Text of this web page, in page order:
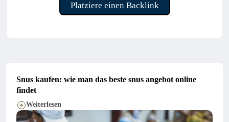
Platziere einen Backlink
Snus kaufen: wie man das beste snus angebot online
findet
Weiterlesen